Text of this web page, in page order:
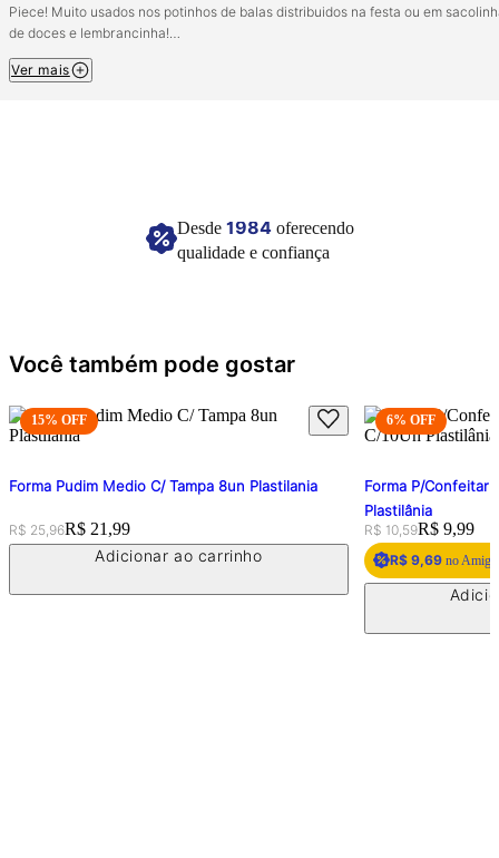
Piece! Muito usados nos potinhos de balas distribuidos na festa ou em
de doces e lembrancinha!
Pacote com 3 cartelas (30 adesivos).
Ver mais
Desde 1984oferecendo
qualidade e confiança
Você também pode gostar
15% OFF
Forma Pudim Medio C/ Tampa 8un Plastilania
Original price:
R$ 25,96Price:
R$ 21,99
Adicionar ao carrinho
6% OFF
Forma P/
Plastilânia
Original price:
R$ 10,59Price:
R$ 9,99
R$ 9,69no Amigo